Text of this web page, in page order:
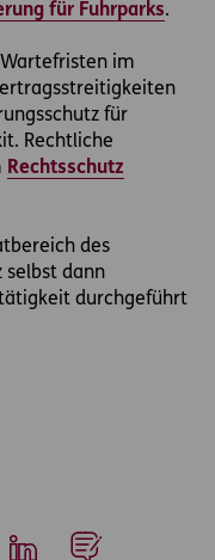
für Fuhrparks.
im
für
Rechtliche
Rechtsschutz
des
selbst dann
durchgeführt